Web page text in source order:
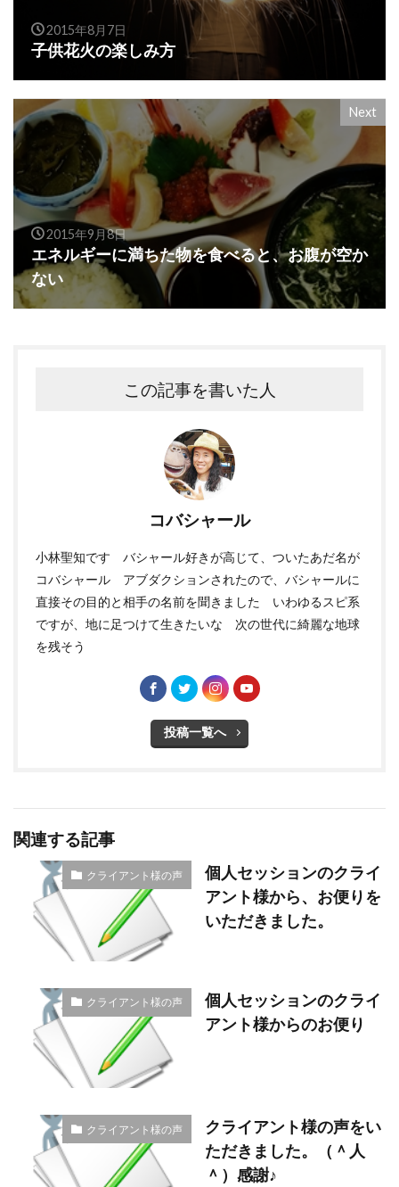
2015年8月7日
子供花火の楽しみ方
Next
2015年9月8日
エネルギーに満ちた物を食べると、お腹が空か
ない
この記事を書いた人
コバシャール
小林聖知です バシャール好きが高じて、ついたあだ名が
コバシャール アブダクションされたので、バシャールに
直接その目的と相手の名前を聞きました いわゆるスピ系
ですが、地に足つけて生きたいな 次の世代に綺麗な地球
を残そう
投稿一覧へ
関連する記事
クライアント様の声
個人セッションのクライ
アント様から、お便りを
いただきました。
クライアント様の声
個人セッションのクライ
アント様からのお便り
クライアント様の声
クライアント様の声をい
ただきました。（＾人
＾）感謝♪